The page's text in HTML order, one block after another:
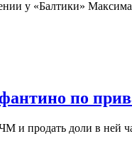
у «Балтики»
по
и продать доли в ней